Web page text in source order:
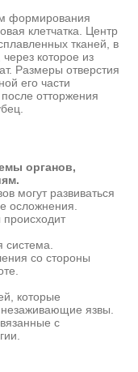
формирования
клетчатка. Центр
тканей, в
которое из
Размеры отверстия
его части
отторжения
органов,
могут развиваться
осложнения.
система.
со стороны
которые
незаживающие язвы.
с